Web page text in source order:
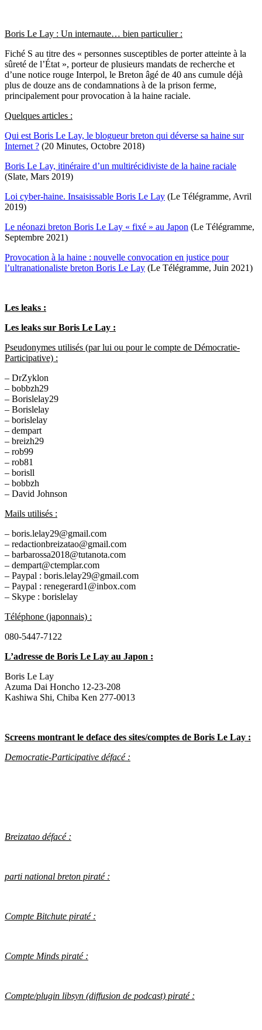
Boris Le Lay : Un internaute… bien particulier :
Fiché S au titre des « personnes susceptibles de porter atteinte à la
sûreté de l’État », porteur de plusieurs mandats de recherche et
d’une notice rouge Interpol, le Breton âgé de 40 ans cumule déjà
plus de douze ans de condamnations à de la prison ferme,
principalement pour provocation à la haine raciale.
Quelques articles :
Qui est Boris Le Lay, le blogueur breton qui déverse sa haine sur
Internet ? (20 Minutes, Octobre 2018)
Boris Le Lay, itinéraire d’un multirécidiviste de la haine raciale
(Slate, Mars 2019)
Loi cyber-haine. Insaisissable Boris Le Lay (Le Télégramme, Avril
2019)
Le néonazi breton Boris Le Lay « fixé » au Japon (Le Télégramme,
Septembre 2021)
Provocation à la haine : nouvelle convocation en justice pour
l’ultranationaliste breton Boris Le Lay (Le Télégramme, Juin 2021)
Les leaks :
Les leaks sur Boris Le Lay :
Pseudonymes utilisés (par lui ou pour le compte de Démocratie-
Participative) :
– DrZyklon
– bobbzh29
– Borislelay29
– Borislelay
– borislelay
– dempart
– breizh29
– rob99
– rob81
– borisll
– bobbzh
– David Johnson
Mails utilisés :
– boris.lelay29@gmail.com
– redactionbreizatao@gmail.com
– barbarossa2018@tutanota.com
– dempart@ctemplar.com
– Paypal : boris.lelay29@gmail.com
– Paypal : renegerard1@inbox.com
– Skype : borislelay
Téléphone (japonnais) :
080-5447-7122
L’adresse de Boris Le Lay au Japon :
Boris Le Lay
Azuma Dai Honcho 12-23-208
Kashiwa Shi, Chiba Ken 277-0013
Screens montrant le deface des sites/comptes de Boris Le Lay :
Democratie-Participative défacé :
Breizatao défacé :
parti national breton piraté :
Compte Bitchute piraté :
Compte Minds piraté :
Compte/plugin libsyn (diffusion de podcast) piraté :